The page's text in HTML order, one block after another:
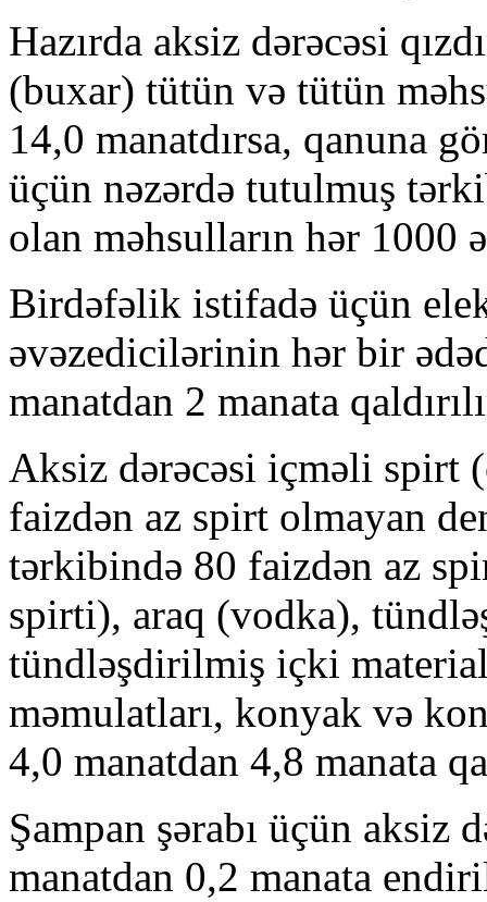
Hazırda aksiz dərəcəsi
(buxar) tütün və tütün
14,0 manatdırsa, qanuna
üçün nəzərdə tutulmuş
olan məhsulların hər 1000
Birdəfəlik istifadə üçün
əvəzedicilərinin hər bir
manatdan 2 manata
Aksiz dərəcəsi içməli spirt
faizdən az spirt olmayan
tərkibində 80 faizdən az
spirti), araq (vodka),
tündləşdirilmiş içki
məmulatları, konyak və
4,0 manatdan 4,8 manata
Şampan şərabı üçün aksiz
manatdan 0,2 manata